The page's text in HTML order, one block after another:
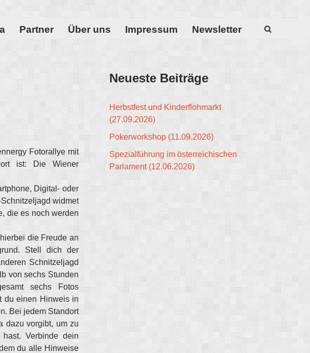
Partner Über uns Impressum Newsletter
Fotorallye mit
ist: Die Wiener
Digital- oder
widmet
die es noch werden
die Freude an
Stell dich der
Schnitzeljagd
von sechs Stunden
sechs Fotos
du einen Hinweis in
Bei jedem Standort
dazu vorgibt, um zu
Verbinde dein
du alle Hinweise
Neueste Beiträge
Herbstfest und Kinderflohmarkt
(27.09.2026)
Pokerworkshop (11.09.2026)
Spezialführung im österreichischen
Parlament (12.06.2026)